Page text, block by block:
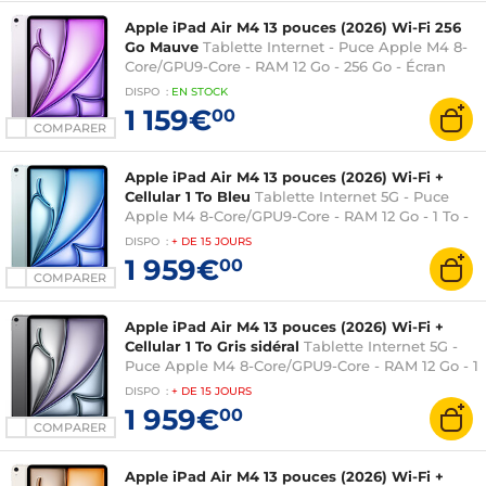
COMPARER
Apple iPad Air M4 13 pouces (2026) Wi-Fi 256
Go Mauve Tablette Internet - Puce Apple M4 8-
Core/GPU9-Core - RAM 12 Go - 256 Go - Écran
Liquid Retina 13" LED tactile - Wi-Fi 7/Bluetooth
6 - Webcam - Touch ID - USB-C - iPadOS 26
DISPO : EN STOCK
1 159€00
COMPARER
Apple iPad Air M4 13 pouces (2026) Wi-Fi +
Cellular 1 To Bleu Tablette Internet 5G - Puce
Apple M4 8-Core/GPU9-Core - RAM 12 Go - 1 To -
Écran Liquid Retina 13" LED tactile - Wi-Fi
7/Bluetooth 6 - Webcam - Touch ID - USB-C -
iPadOS 26
DISPO : + DE 15 JOURS
1 959€00
COMPARER
Apple iPad Air M4 13 pouces (2026) Wi-Fi +
Cellular 1 To Gris sidéral Tablette Internet 5G -
Puce Apple M4 8-Core/GPU9-Core - RAM 12 Go - 1
To - Écran Liquid Retina 13" LED tactile - Wi-Fi
7/Bluetooth 6 - Webcam - Touch ID - USB-C -
iPadOS 26
DISPO : + DE 15 JOURS
1 959€00
Apple iPad Air M4 13 pouces (2026) Wi-Fi +